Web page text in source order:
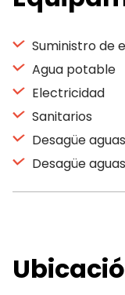
Suministro de
Agua potable
Electricidad
Sanitarios
Desagüe
Desagüe